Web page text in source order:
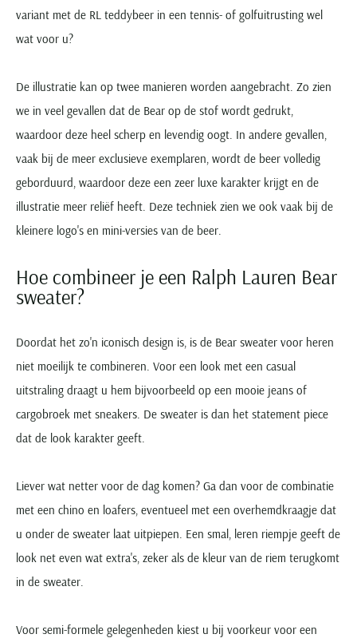
variant met de RL teddybeer in een tennis- of golfuitrusting wel
wat voor u?
De illustratie kan op twee manieren worden aangebracht. Zo zien
we in veel gevallen dat de Bear op de stof wordt gedrukt,
waardoor deze heel scherp en levendig oogt. In andere gevallen,
vaak bij de meer exclusieve exemplaren, wordt de beer volledig
geborduurd, waardoor deze een zeer luxe karakter krijgt en de
illustratie meer reliëf heeft. Deze techniek zien we ook vaak bij de
kleinere logo's en mini-versies van de beer.
Hoe combineer je een Ralph Lauren Bear
sweater?
Doordat het zo'n iconisch design is, is de Bear sweater voor heren
niet moeilijk te combineren. Voor een look met een casual
uitstraling draagt u hem bijvoorbeeld op een mooie jeans of
cargobroek met sneakers. De sweater is dan het statement piece
dat de look karakter geeft.
Liever wat netter voor de dag komen? Ga dan voor de combinatie
met een chino en loafers, eventueel met een overhemdkraagje dat
u onder de sweater laat uitpiepen. Een smal, leren riempje geeft de
look net even wat extra's, zeker als de kleur van de riem terugkomt
in de sweater.
Voor semi-formele gelegenheden kiest u bij voorkeur voor een